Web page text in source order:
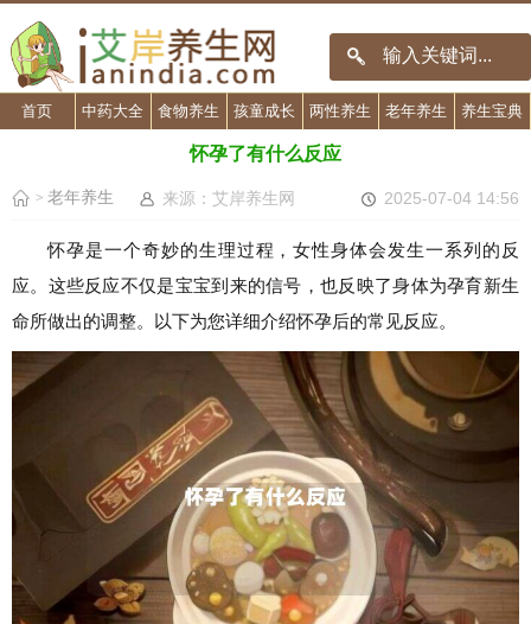
首页 中药大全 食物养生 孩童成长 两性养生 老年养生 养生宝典
怀孕了有什么反应
> 老年养生 来源：艾岸养生网 2025-07-04 14:56
怀孕是一个奇妙的生理过程，女性身体会发生一系列的反
应。这些反应不仅是宝宝到来的信号，也反映了身体为孕育新生
命所做出的调整。以下为您详细介绍怀孕后的常见反应。